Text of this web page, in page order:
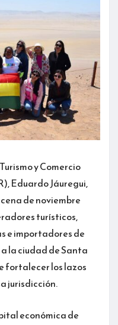
y Comercio
Eduardo Jáuregui,
de noviembre
turísticos,
e importadores de
la ciudad de Santa
fortalecer los lazos
jurisdicción.
económica de